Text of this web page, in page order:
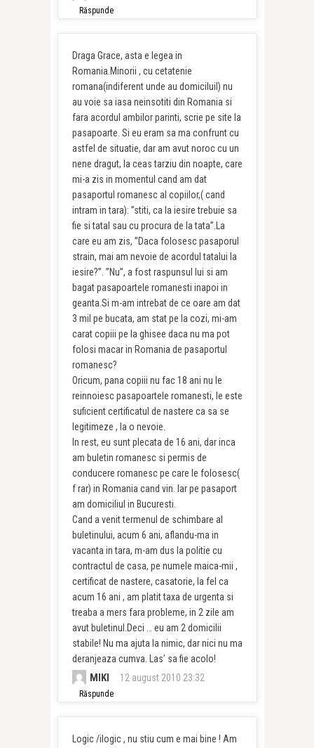
Răspunde
Draga Grace, asta e legea in
Romania.Minorii , cu cetatenie
romana(indiferent unde au domiciluil) nu
au voie sa iasa neinsotiti din Romania si
fara acordul ambilor parinti, scrie pe site la
pasapoarte. Si eu eram sa ma confrunt cu
astfel de situatie, dar am avut noroc cu un
nene dragut, la ceas tarziu din noapte, care
mi-a zis in momentul cand am dat
pasaportul romanesc al copiilor,( cand
intram in tara): ”stiti, ca la iesire trebuie sa
fie si tatal sau cu procura de la tata”.La
care eu am zis, ”Daca folosesc pasaporul
strain, mai am nevoie de acordul tatalui la
iesire?”. ”Nu”, a fost raspunsul lui si am
bagat pasapoartele romanesti inapoi in
geanta.Si m-am intrebat de ce oare am dat
3 mil pe bucata, am stat pe la cozi, mi-am
carat copiii pe la ghisee daca nu ma pot
folosi macar in Romania de pasaportul
romanesc?
Oricum, pana copiii nu fac 18 ani nu le
reinnoiesc pasapoartele romanesti, le este
suficient certificatul de nastere ca sa se
legitimeze , la o nevoie.
In rest, eu sunt plecata de 16 ani, dar inca
am buletin romanesc si permis de
conducere romanesc pe care le folosesc(
f rar) in Romania cand vin. Iar pe pasaport
am domiciliul in Bucuresti.
Cand a venit termenul de schimbare al
buletinului, acum 6 ani, aflandu-ma in
vacanta in tara, m-am dus la politie cu
contractul de casa, pe numele maica-mii ,
certificat de nastere, casatorie, la fel ca
acum 16 ani , am platit taxa de urgenta si
treaba a mers fara probleme, in 2 zile am
avut buletinul.Deci … eu am 2 domicilii
stabile! Nu ma ajuta la nimic, dar nici nu ma
deranjeaza cumva. Las’ sa fie acolo!
MIKI 12 august 2010 23:32
Răspunde
Logic /ilogic , nu stiu cum e mai bine ! Am